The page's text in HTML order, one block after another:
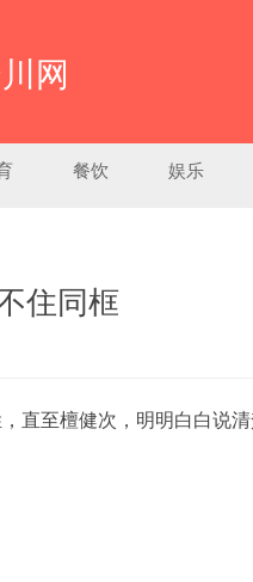
网
餐饮 娱乐
住同框
直至檀健次，明明白白说